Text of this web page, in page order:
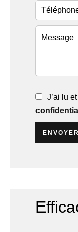
J’ai lu
ENVOYER